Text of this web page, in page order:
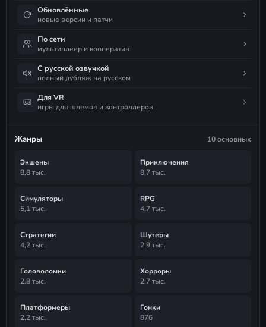
Обновлённые
новые версии и патчи
По сети
мультиплеер и кооператив
С русской озвучкой
полный дубляж на русском
Для VR
игры для шлемов и контроллеров
Жанры 10 основных
Экшены
8,8 тыс.
Приключения
8,7 тыс.
Симуляторы
5,1 тыс.
RPG
4,7 тыс.
Стратегии
4,2 тыс.
Шутеры
2,9 тыс.
Головоломки
2,8 тыс.
Хорроры
2,7 тыс.
Платформеры
2,2 тыс.
Гонки
876